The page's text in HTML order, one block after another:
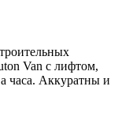
Van с лифтом,
часа. Аккуратны и